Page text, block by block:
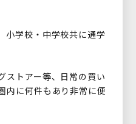
小学校・中学校共に通学
ストアー等、日常の買い
内に何件もあり非常に便